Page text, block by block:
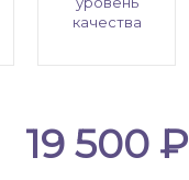
качества
19 500 ₽